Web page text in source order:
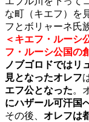
な町（キエフ）を
フとボリャーネ氏
＜キエフ・ルーシ
フ・ルーシ公国の
ノブゴロドではリ
見となったオレフ
エフ公となった。
にハザール可汗国
その後、 オレフは